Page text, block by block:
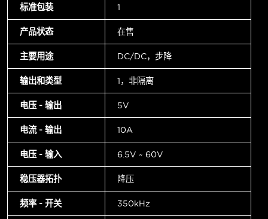
标准包装 1
产品状态 在售
主要用途 DC/DC，步降
输出和类型 1，非隔离
电压 - 输出 5V
电流 - 输出 10A
电压 - 输入 6.5V ~ 60V
稳压器拓扑 降压
频率 - 开关 350kHz